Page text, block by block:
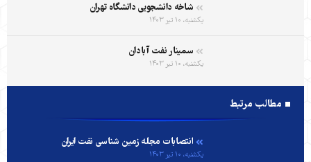
شاخه دانشجویی دانشگاه تهران
یکشنبه، ۱۰ تیر ۱۴۰۳
سمینار نفت آبادان
یکشنبه، ۱۰ تیر ۱۴۰۳
مطالب مرتبط
انتصابات مجله زمین شناسی نفت ایران
یکشنبه، ۱۰ تیر ۱۴۰۳